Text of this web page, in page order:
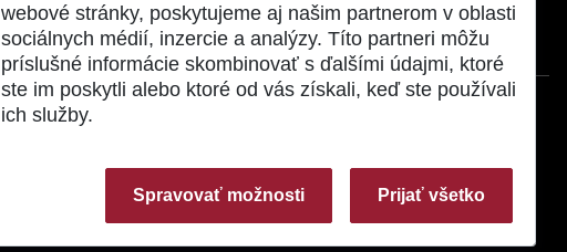
webové stránky, poskytujeme aj našim partnerom v oblasti
sociálnych médií, inzercie a analýzy. Títo partneri môžu
príslušné informácie skombinovať s ďalšími údajmi, ktoré
ste im poskytli alebo ktoré od vás získali, keď ste používali
ich služby.
Spravovať možnosti Prijať všetko